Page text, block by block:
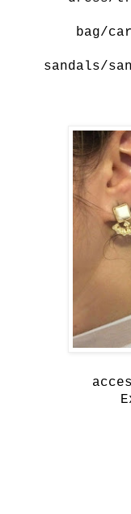
bag/
sandals/